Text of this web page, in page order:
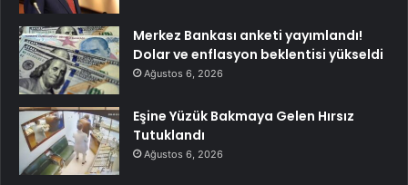
Merkez Bankası anketi yayımlandı!
Dolar ve enflasyon beklentisi yükseldi
Ağustos 6, 2026
Eşine Yüzük Bakmaya Gelen Hırsız
Tutuklandı
Ağustos 6, 2026